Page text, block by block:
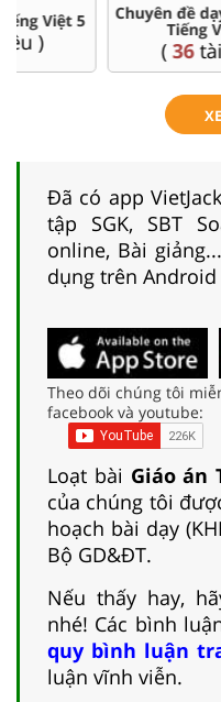
Chuyên đề dạy thêm
Tiếng Việt ...5
tài liệu )
Đã có app
tập SGK, SBT
online, Bài
dụng trên Android
Theo dõi chúng tôi
facebook và youtube:
Loạt bài Giáo án
của chúng tôi
hoạch bài dạy
Bộ GD&ĐT.
Nếu thấy hay,
nhé! Các bình
quy bình luận
luận vĩnh viễn.